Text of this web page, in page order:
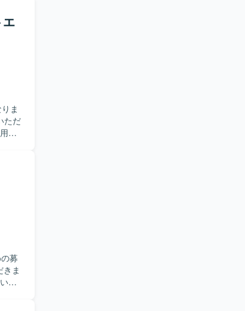
レ
こ
構
理
ま
改
プ
ま
募
た